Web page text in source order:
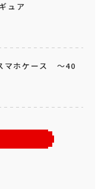
ュア
ホケース ～40